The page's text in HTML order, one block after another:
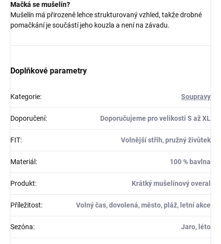
Mačká se mušelín?
Mušelín má přirozeně lehce strukturovaný vzhled, takže drobné
pomačkání je součástí jeho kouzla a není na závadu.
Doplňkové parametry
Kategorie: Soupravy
Doporučení: Doporučujeme pro velikosti S až XL
FIT: Volnější střih, pružný živůtek
Materiál : 100 % bavlna
Produkt: Krátký mušelínový overal
Příležitost: Volný čas, dovolená, město, pláž, letní akce
Sezóna: Jaro, léto